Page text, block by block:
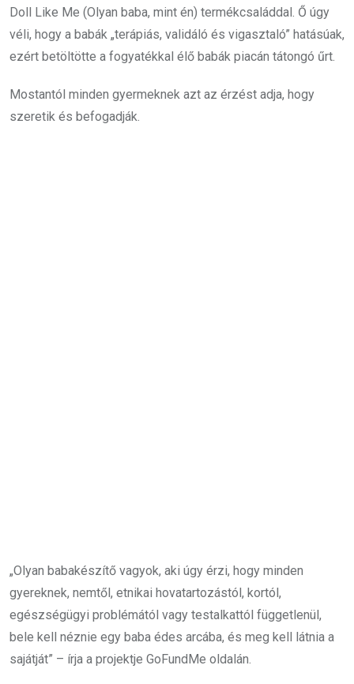
Doll Like Me (Olyan baba, mint én) termékcsaláddal. Ő úgy
véli, hogy a babák „terápiás, validáló és vigasztaló” hatásúak,
ezért betöltötte a fogyatékkal élő babák piacán tátongó űrt.
Mostantól minden gyermeknek azt az érzést adja, hogy
szeretik és befogadják.
„Olyan babakészítő vagyok, aki úgy érzi, hogy minden
gyereknek, nemtől, etnikai hovatartozástól, kortól,
egészségügyi problémától vagy testalkattól függetlenül,
bele kell néznie egy baba édes arcába, és meg kell látnia a
sajátját” – írja a projektje GoFundMe oldalán.